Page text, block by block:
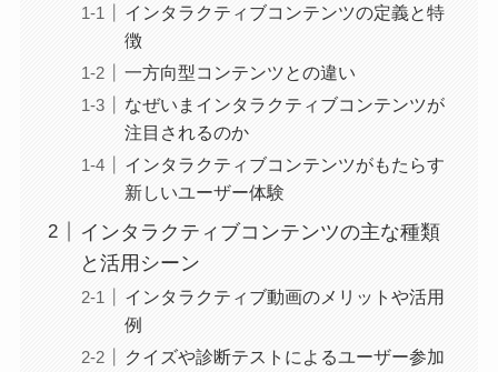
インタラクティブコンテンツの定義と特
徴
一方向型コンテンツとの違い
なぜいまインタラクティブコンテンツが
注目されるのか
インタラクティブコンテンツがもたらす
新しいユーザー体験
インタラクティブコンテンツの主な種類
と活用シーン
インタラクティブ動画のメリットや活用
例
クイズや診断テストによるユーザー参加